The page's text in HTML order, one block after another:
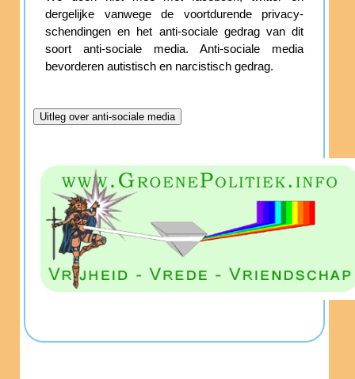
dergelijke vanwege de voortdurende privacy-
schendingen en het anti-sociale gedrag van dit
soort anti-sociale media. Anti-sociale media
bevorderen autistisch en narcistisch gedrag.